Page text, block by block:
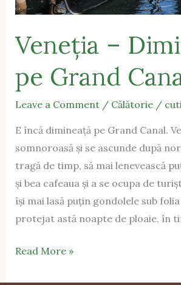
Veneția –
pe Grand
Leave a Comment / Călătorie/
E încă dimineață pe Grand Canal.
somnoroasă și se ascunde după
tragă de timp, să mai lenevească
și bea cafeaua și a se ocupa de
își mai lasă puțin gondolele sub
protejat astă noapte de ploaie, în
Read More »